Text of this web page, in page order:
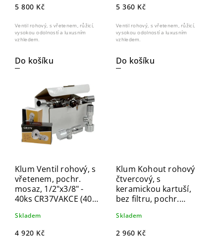
5 800 Kč
Do košíku
Ventil rohový, s vřetenem, růžicí,
vysokou odolností a luxusním
vzhledem.
5 360 Kč
Do košíku
Ventil rohový, s vřetenem, růžicí,
vysokou odolností a luxusním
vzhledem.
Klum Ventil rohový, s
vřetenem, pochr.
mosaz, 1/2"x3/8" -
40ks CR37VAKCE (40
Skladem
4 920 Kč
Klum Kohout rohový
čtvercový, s
keramickou kartuší,
bez filtru, pochr.
20ks CR35LAKCE (20
ks)
Skladem
2 960 Kč